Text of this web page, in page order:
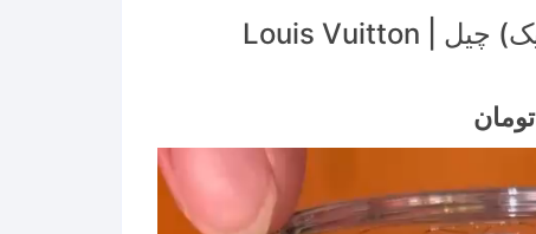
عطر لویی ویتون پسیفیک (پسفیک) چیل | Louis Vuitton
تومان
۱,۲۹۶,۰۳۳ تومان
۱۲۵,۹۰۰,۲۵۰ تومان